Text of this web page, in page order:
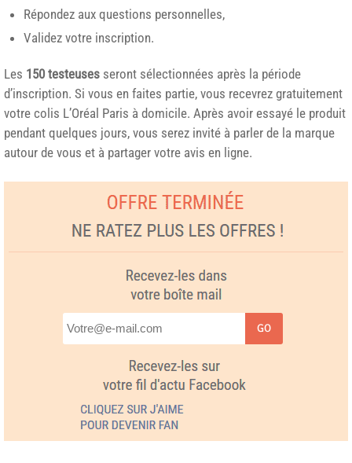
Répondez aux questions personnelles,
Validez votre inscription.
Les 150 testeuses seront sélectionnées après la période
d’inscription. Si vous en faites partie, vous recevrez gratuitement
votre colis L’Oréal Paris à domicile. Après avoir essayé le produit
pendant quelques jours, vous serez invité à parler de la marque
autour de vous et à partager votre avis en ligne.
GO